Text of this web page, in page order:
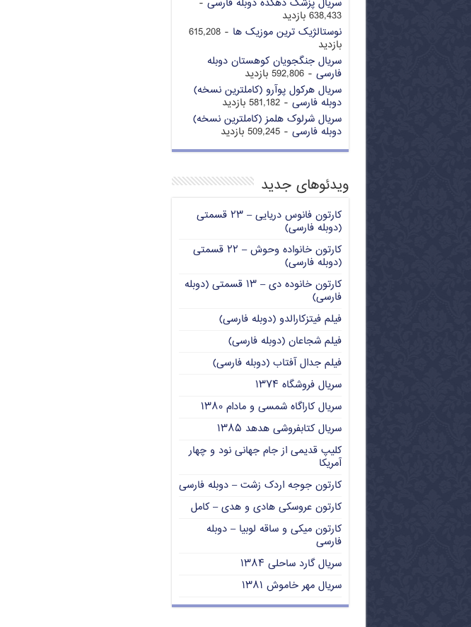
638,433 بازدید
نوستالژیک ترین موزیک ها
- 615,208
بازدید
سریال جنگجویان کوهستان دوبله
فارسی - 592,806 بازدید
سریال هرکول پوآرو (کاملترین نسخه)
دوبله فارسی - 581,182 بازدید
سریال شرلوک هلمز (کاملترین نسخه)
دوبله فارسی - 509,245 بازدید
ویدئوهای جدید
کارتون فانوس دریایی – ۲۳ قسمتی
(دوبله فارسی)
کارتون خانواده وحوش – ۲۲ قسمتی
(دوبله فارسی)
کارتون خانوده دی – ۱۳ قسمتی (دوبله
فارسی)
فیلم فیتزکارالدو (دوبله فارسی)
فیلم شجاعان (دوبله فارسی)
فیلم جدال آفتاب (دوبله فارسی)
سریال فروشگاه ۱۳۷۴
سریال کاراگاه شمسی و مادام ۱۳۸۰
سریال کتابفروشی هدهد ۱۳۸۵
کلیپ قدیمی از جام جهانی نود و چهار
آمریکا
کارتون جوجه اردک زشت – دوبله فارسی
کارتون عروسکی هادی و هدی – کامل
کارتون میکی و ساقه لوبیا – دوبله
فارسی
سریال گارد ساحلی ۱۳۸۴
سریال مهر خاموش ۱۳۸۱